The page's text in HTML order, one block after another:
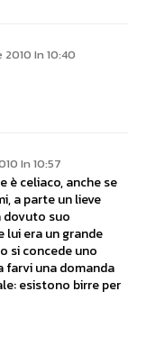
In 10:40
In 10:57
è celiaco, anche se
a parte un lieve
dovuto suo
lui era un grande
si concede uno
farvi una domanda
esistono birre per